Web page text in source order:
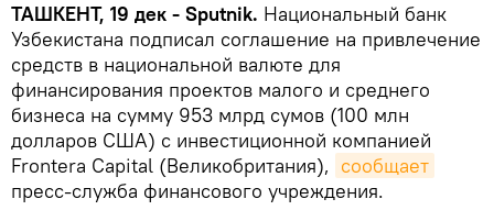
ТАШКЕНТ, 19 дек - Sputnik. Национальный банк
Узбекистана подписал соглашение на привлечение
средств в национальной валюте для
финансирования проектов малого и среднего
бизнеса на сумму 953 млрд сумов (100 млн
долларов США) с инвестиционной компанией
Frontera Capital (Великобритания), сообщает
пресс-служба финансового учреждения.